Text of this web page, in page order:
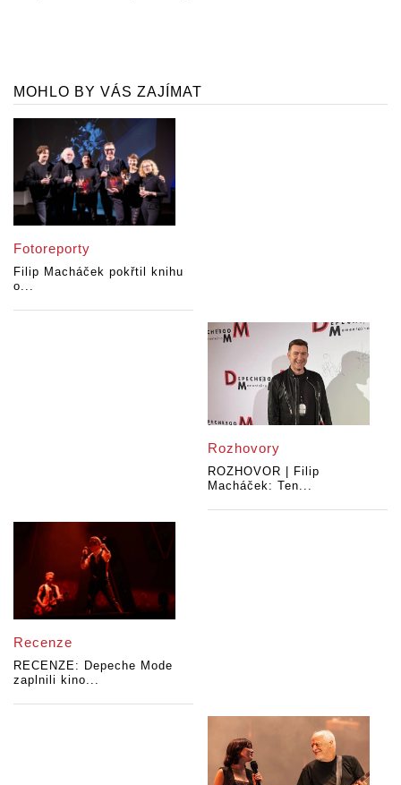
MOHLO BY VÁS ZAJÍMAT
Fotoreporty
Filip Macháček pokřtil knihu
o...
Rozhovory
ROZHOVOR | Filip
Macháček: Ten...
Recenze
RECENZE: Depeche Mode
zaplnili kino...